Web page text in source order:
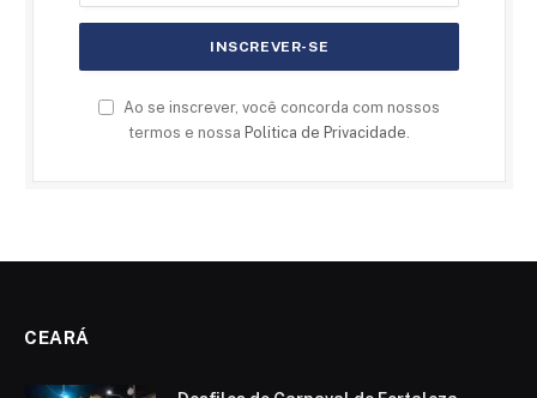
Ao se inscrever, você concorda com nossos
termos e nossa Politica de Privacidade.
CEARÁ